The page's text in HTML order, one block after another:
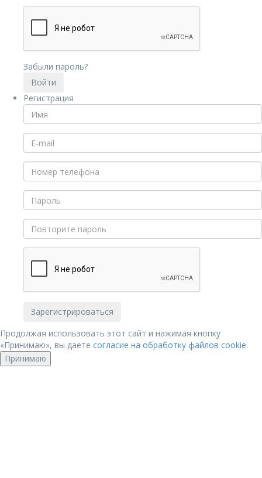
Забыли пароль?
Регистрация
Продолжая использовать этот сайт и нажимая кнопку
«Принимаю», вы даете согласие на обработку файлов cookie.
Принимаю